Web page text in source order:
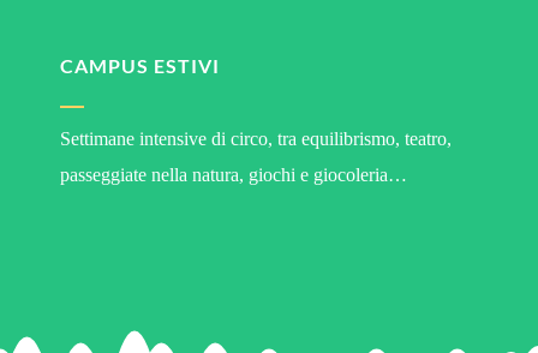
CAMPUS ESTIVI
Settimane intensive di circo, tra equilibrismo, teatro,
passeggiate nella natura, giochi e giocoleria…